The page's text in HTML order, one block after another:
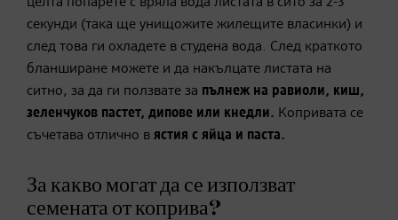
секунди (така ще унищожите жилещите власинки) и
след това ги охладете в студена вода. След краткото
бланширане можете и да накълцате листата на
ситно, за да ги ползвате за пълнеж на равиоли, киш,
зеленчуков пастет, дипове или кнедли. Копривата се
съчетава отлично в ястия с яйца и паста.
За какво могат да се използват
семената от коприва?